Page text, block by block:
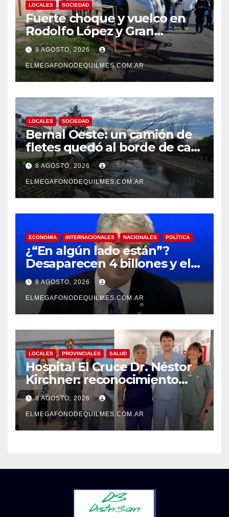
LOCALES SOCIEDAD
Fuerte choque y vuelco en
Rodolfo López y Gran
Canaria, Quilmes Oeste
9 AGOSTO, 2026
ELMEGAFONODEQUILMES.COM.AR
LOCALES SOCIEDAD
Bernal Oeste: un camión de
fletes quedó al borde de caer
al arroyo Las Piedras
8 AGOSTO, 2026
ELMEGAFONODEQUILMES.COM.AR
ECONOMIA INTERNACIONALES NACIONALES POLÍTICA
¿“En algún lado están”?
Desaparecen 4 billones y el
presidente del BCRA
responde con una risita
8 AGOSTO, 2026
ELMEGAFONODEQUILMES.COM.AR
LOCALES PROVINCIALES SALUD
Hospital El Cruce Dr. Néstor
Kirchner: reconocimiento
internacional a la calidad de
su atención
8 AGOSTO, 2026
ELMEGAFONODEQUILMES.COM.AR